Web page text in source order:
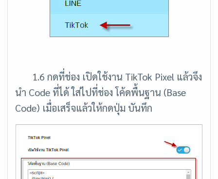
1.6 กดที่ช่อง เปิดใช้งาน TikTok Pixel แล้วจึง
นำ Code ที่ได้ ใส่ไปที่ช่อง โค้ดพื้นฐาน (Base
Code) เมื่อเสร็จแล้วให้กดปุ่ม บันทึก